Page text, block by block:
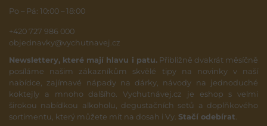
Po – Pá: 10:00 – 18:00
+420 727 986 000
objednavky@vychutnavej.cz
Newslettery, které mají hlavu i patu.Přibližně dvakrát měsíčně
posíláme našim zákazníkům skvělé tipy na novinky v naší
nabídce, zajímavé nápady na dárky, návody na jednoduché
koktejly a mnoho dalšího. Vychutnávej.cz je eshop s velmi
širokou nabídkou alkoholu, degustačních setů a doplňkového
sortimentu, který můžete mít na dosah i Vy. Stačí odebírat.